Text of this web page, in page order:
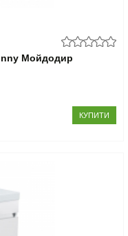
Мойдодир
КУПИТИ